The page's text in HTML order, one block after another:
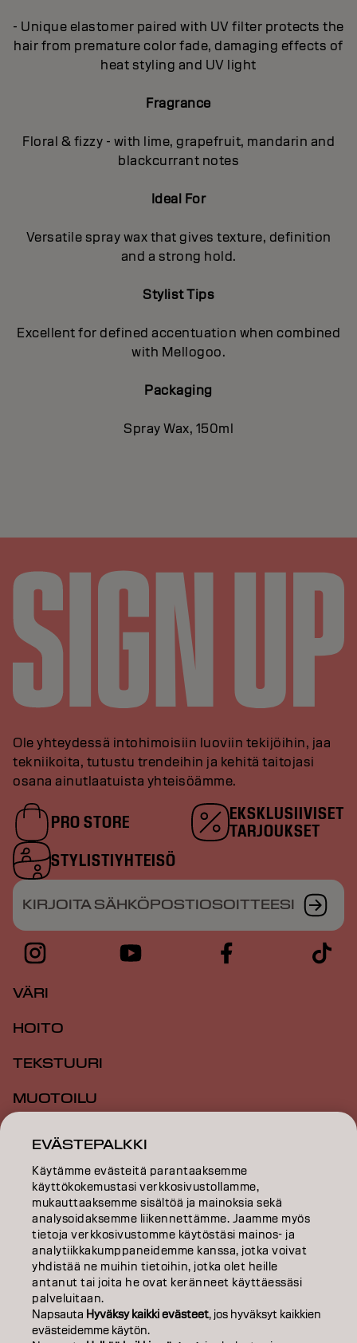
- Unique elastomer paired with UV filter protects the
hair from premature color fade, damaging effects of
heat styling and UV light
Fragrance
Floral & fizzy - with lime, grapefruit, mandarin and
blackcurrant notes
Ideal For
Versatile spray wax that gives texture, definition
and a strong hold.
Stylist Tips
Excellent for defined accentuation when combined
with Mellogoo.
Packaging
Spray Wax, 150ml
Ole yhteydessä intohimoisiin luoviin tekijöihin, jaa
tekniikoita, tutustu trendeihin ja kehitä taitojasi
osana ainutlaatuista yhteisöämme.
PRO STORE
EKSKLUSIIVISET
TARJOUKSET
STYLISTIYHTEISÖ
KIRJOITA SÄHKÖPOSTIOSOITTEESI
VÄRI
HOITO
TEKSTUURI
MUOTOILU
INSPIRAATIO
KOULUTUS
TIETOA MEISTÄ
SALON FINDER
RYHDY KUMPPANIKSI
OTA YHTEYTTÄ
EVÄSTEPALKKI
Käytämme evästeitä parantaaksemme
käyttökokemustasi verkkosivustollamme,
mukauttaaksemme sisältöä ja mainoksia sekä
analysoidaksemme liikennettämme. Jaamme myös
tietoja verkkosivustomme käytöstäsi mainos- ja
analytiikkakumppaneidemme kanssa, jotka voivat
yhdistää ne muihin tietoihin, jotka olet heille
antanut tai joita he ovat keränneet käyttäessäsi
palveluitaan.
Napsauta Hyväksy kaikki evästeet, jos hyväksyt kaikkien
evästeidemme käytön.